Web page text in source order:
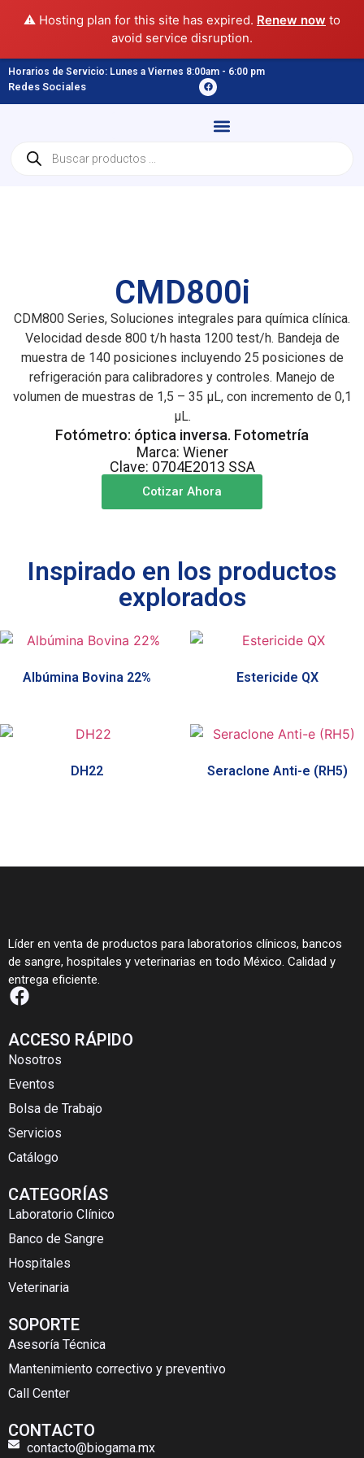
⚠️ Hosting plan for this site has expired. Renew now to
avoid service disruption.
Horarios de Servicio: Lunes a Viernes 8:00am - 6:00 pm
Redes Sociales
CMD800i
CDM800 Series, Soluciones integrales para química clínica.
Velocidad desde 800 t/h hasta 1200 test/h. Bandeja de
muestra de 140 posiciones incluyendo 25 posiciones de
refrigeración para calibradores y controles. Manejo de
volumen de muestras de 1,5 – 35 µL, con incremento de 0,1
µL.
Fotómetro: óptica inversa. Fotometría
Marca: Wiener
Clave: 0704E2013 SSA
Cotizar Ahora
Inspirado en los productos
explorados
Albúmina Bovina 22% Estericide QX
DH22 Seraclone Anti-e (RH5)
Líder en venta de productos para laboratorios clínicos, bancos
de sangre, hospitales y veterinarias en todo México. Calidad y
entrega eficiente.
ACCESO RÁPIDO
Nosotros
Eventos
Bolsa de Trabajo
Servicios
Catálogo
CATEGORÍAS
Laboratorio Clínico
Banco de Sangre
Hospitales
Veterinaria
SOPORTE
Asesoría Técnica
Mantenimiento correctivo y preventivo
Call Center
CONTACTO
contacto@biogama.mx